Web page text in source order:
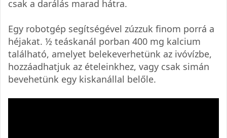
csak a darálás marad hátra.
Egy robotgép segítségével zúzzuk finom porrá a
héjakat. ½ teáskanál porban 400 mg kalcium
található, amelyet belekeverhetünk az ivóvízbe,
hozzáadhatjuk az ételeinkhez, vagy csak simán
bevehetünk egy kiskanállal belőle.